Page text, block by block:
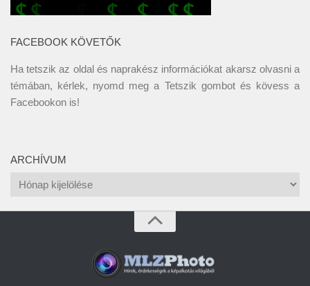
FACEBOOK KÖVETŐK
Ha tetszik az oldal és naprakész információkat akarsz olvasni a
témában, kérlek, nyomd meg a Tetszik gombot és kövess a
Facebookon is!
ARCHÍVUM
Archívum